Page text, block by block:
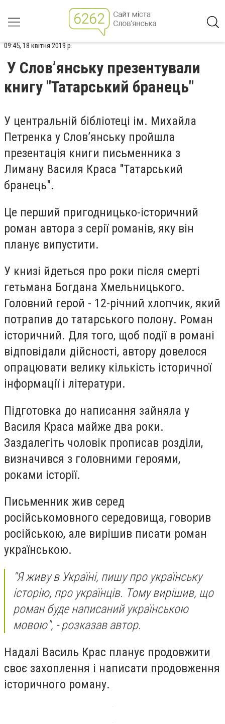
09:45, 18 квітня 2019 р.
У Слов’янську презентували
книгу "Татарський бранець"
У центральній бібліотеці ім. Михайла
Петренка у Слов’янську пройшла
презентація книги письменника з
Лиману Василя Краса "Татарський
бранець".
Це перший пригодницько-історичний
роман автора з серії романів, яку він
планує випустити.
У книзі йдеться про роки після смерті
гетьмана Богдана Хмельницького.
Головний герой - 12-річний хлопчик, який
потрапив до татарського полону. Роман
історичний. Для того, щоб події в романі
відповідали дійсності, автору довелося
опрацювати велику кількість історичної
інформації і літератури.
Підготовка до написання зайняла у
Василя Краса майже два роки.
Заздалегіть чоловік прописав розділи,
визначився з головними героями,
роками історії.
Письменник жив серед
російськомовного середовища, говорив
російською, але вирішив писати роман
українською.
"Я живу в Україні, пишу про українську
історію, про українців. Тому вирішив, що
роман буде написаний українською
мовою", - розказав автор.
Надалі Василь Крас планує продовжити
своє захоплення і написати продовження
історичного роману.